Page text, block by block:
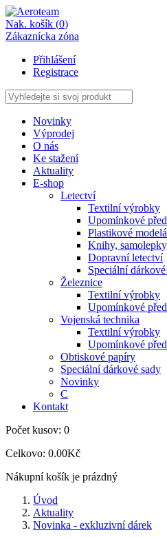
Nak. košík (0)
Zákaznícka zóna
Přihlášení
Registrace
Novinky
Výprodej
O nás
Ke stažení
Aktuality
E-shop
Letectví
Textilní výrobky
Upomínkové
Plastikové
Knihy,
Dopravní letectví
Speciální
Železnice
Textilní výrobky
Upomínkové
Vojenská technika
Textilní výrobky
Upomínkové
Obtiskové papíry
Speciální dárkové sady
Novinky
C
Kontakt
Počet kusov: 0
Celkovo: 0.00Kč
Nákupní košík je prázdný
Úvod
Aktuality
Novinka - exkluzivní dárek